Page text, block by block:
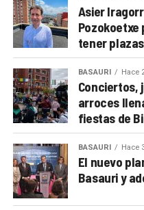
Asier
tener
BASAURI Hace
Conciertos,
arroces
fiestas de
BASAURI Hace
El nuevo
Basauri y